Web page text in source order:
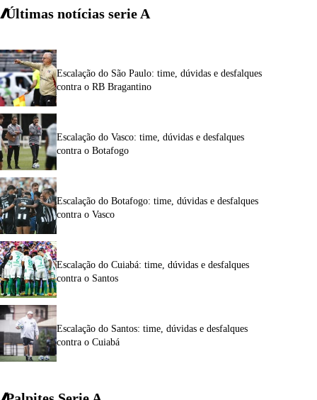
Últimas notícias serie A
Escalação do São Paulo: time, dúvidas e desfalques
contra o RB Bragantino
Escalação do Vasco: time, dúvidas e desfalques
contra o Botafogo
Escalação do Botafogo: time, dúvidas e desfalques
contra o Vasco
Escalação do Cuiabá: time, dúvidas e desfalques
contra o Santos
Escalação do Santos: time, dúvidas e desfalques
contra o Cuiabá